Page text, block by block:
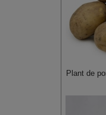
Plant de